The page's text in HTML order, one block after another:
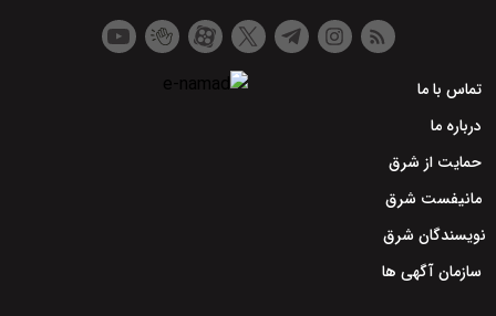
تماس با ما
درباره ما
حمایت از شرق
مانیفست شرق
نویسندگان شرق
سازمان آگهی ها